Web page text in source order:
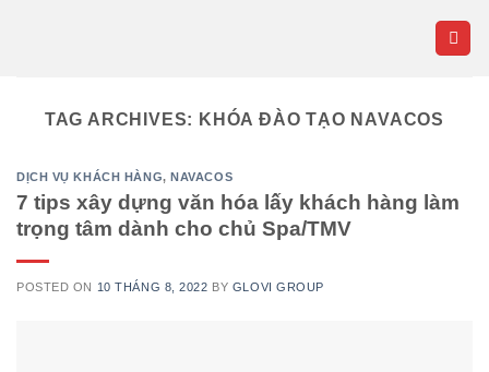
TAG ARCHIVES: KHÓA ĐÀO TẠO NAVACOS
DỊCH VỤ KHÁCH HÀNG,NAVACOS
7 tips xây dựng văn hóa lấy khách hàng làm
trọng tâm dành cho chủ Spa/TMV
POSTED ON 10 THÁNG 8, 2022 BY GLOVI GROUP